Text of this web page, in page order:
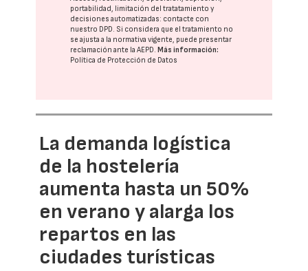
portabilidad, limitación del tratatamiento y
decisiones automatizadas: contacte con
nuestro DPD. Si considera que el tratamiento no
se ajusta a la normativa vigente, puede presentar
reclamación ante laAEPD. Más información:
Política de Protección de Datos
La demanda logística
de la hostelería
aumenta hasta un 50%
en verano y alarga los
repartos en las
ciudades turísticas